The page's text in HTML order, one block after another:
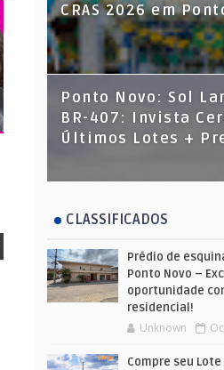
CRAS 2026 em
Ponto Novo: Sol
BR-407: Invista
Últimos Lotes +
CLASSIFICADOS
Prédio de
Ponto Novo –
oportunidade
residencial!
Unknown
Compre seu